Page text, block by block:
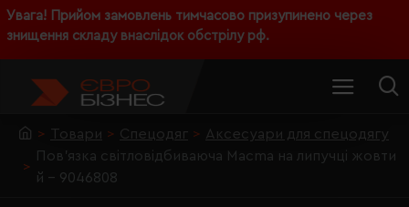
Увага! Прийом замовлень тимчасово призупинено через
знищення складу внаслідок обстрілу рф.
Товари Спецодяг
Аксесуари для спецодягу
Пов'язка світловідбиваюча Macma на липучці жовти
й - 9046808